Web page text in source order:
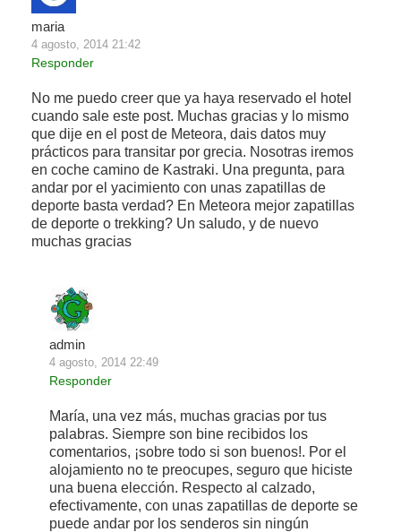
maria
4 agosto, 2014 21:42
Responder
No me puedo creer que ya haya reservado el hotel
cuando sale este post. Muchas gracias y lo mismo
que dije en el post de Meteora, dais datos muy
prácticos para transitar por grecia. Nosotras iremos
en coche camino de Kastraki. Una pregunta, para
andar por el yacimiento con unas zapatillas de
deporte basta verdad? En Meteora mejor zapatillas
de deporte o trekking? Un saludo, y de nuevo
muchas gracias
admin
4 agosto, 2014 22:49
Responder
María, una vez más, muchas gracias por tus
palabras. Siempre son bine recibidos los
comentarios, ¡sobre todo si son buenos!. Por el
alojamiento no te preocupes, seguro que hiciste
una buena elección. Respecto al calzado,
efectivamente, con unas zapatillas de deporte se
puede andar por los senderos sin ningún